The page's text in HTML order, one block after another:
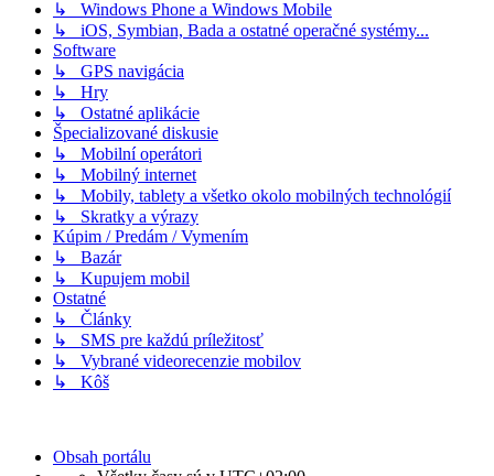
↳ Windows Phone a Windows Mobile
↳ iOS, Symbian, Bada a ostatné operačné systémy...
Software
↳ GPS navigácia
↳ Hry
↳ Ostatné aplikácie
Špecializované diskusie
↳ Mobilní operátori
↳ Mobilný internet
↳ Mobily, tablety a všetko okolo mobilných technológií
↳ Skratky a výrazy
Kúpim / Predám / Vymením
↳ Bazár
↳ Kupujem mobil
Ostatné
↳ Články
↳ SMS pre každú príležitosť
↳ Vybrané videorecenzie mobilov
↳ Kôš
Obsah portálu